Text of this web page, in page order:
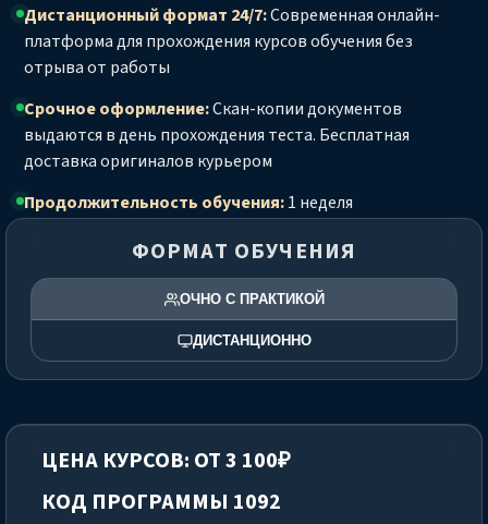
Дистанционный формат 24/7:Современная онлайн-
платформа для прохождения курсов обучения без
отрыва от работы
Срочное оформление:Скан-копии документов
выдаются в день прохождения теста. Бесплатная
доставка оригиналов курьером
Продолжительность обучения:1 неделя
ФОРМАТ ОБУЧЕНИЯ
ОЧНО С ПРАКТИКОЙ
ДИСТАНЦИОННО
ЦЕНА КУРСОВ: ОТ 3 100₽
КОД ПРОГРАММЫ 1092